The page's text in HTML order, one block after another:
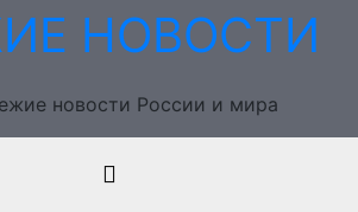
НОВОСТИ
новости России и мира